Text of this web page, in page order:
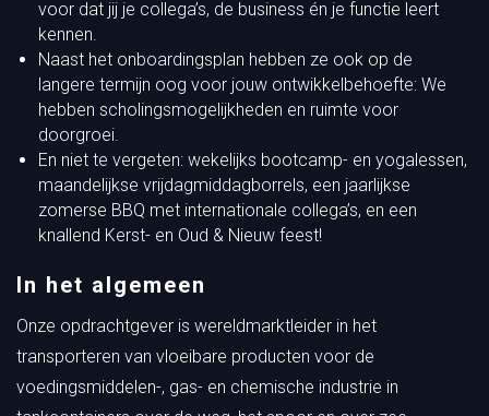
voor dat jij je collega’s, de business én je functie leert
kennen.
Naast het onboardingsplan hebben ze ook op de
langere termijn oog voor jouw ontwikkelbehoefte: We
hebben scholingsmogelijkheden en ruimte voor
doorgroei.
En niet te vergeten: wekelijks bootcamp- en yogalessen,
maandelijkse vrijdagmiddagborrels, een jaarlijkse
zomerse BBQ met internationale collega’s, en een
knallend Kerst- en Oud & Nieuw feest!
In het algemeen
Onze opdrachtgever is wereldmarktleider in het
transporteren van vloeibare producten voor de
voedingsmiddelen-, gas- en chemische industrie in